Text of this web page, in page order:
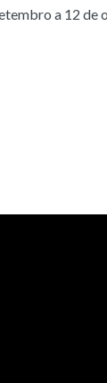
a 12 de